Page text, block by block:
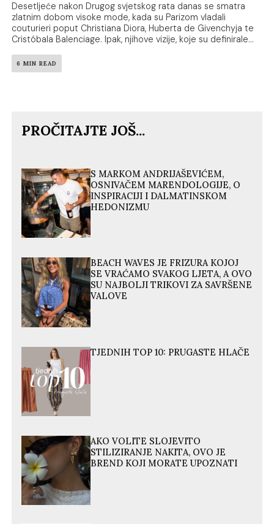
Desetljeće nakon Drugog svjetskog rata danas se smatra
zlatnim dobom visoke mode, kada su Parizom vladali
couturieri poput Christiana Diora, Huberta de Givenchyja te
Cristóbala Balenciage. Ipak, njihove vizije, koje su definirale...
6 MIN READ
PROČITAJTE JOŠ...
S MARKOM ANDRIJAŠEVIĆEM,
OSNIVAČEM MARENDOLOGIJE, O
INSPIRACIJI I DALMATINSKOM
HEDONIZMU
BEACH WAVES JE FRIZURA KOJOJ
SE VRAĆAMO SVAKOG LJETA, A OVO
SU NAJBOLJI TRIKOVI ZA SAVRŠENE
VALOVE
TJEDNIH TOP 10: PRUGASTE HLAČE
AKO VOLITE SLOJEVITO
STILIZIRANJE NAKITA, OVO JE
BREND KOJI MORATE UPOZNATI